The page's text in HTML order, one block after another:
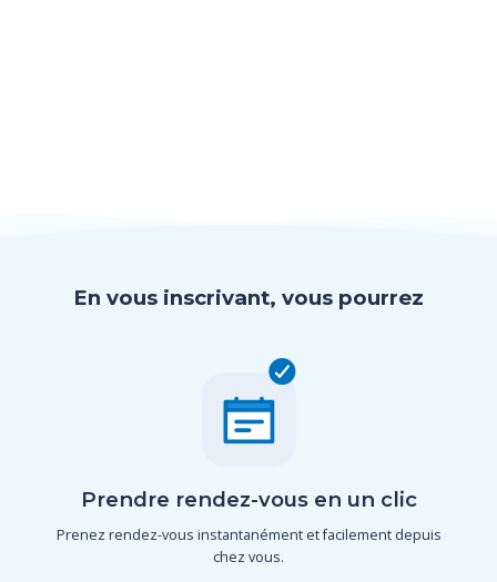
En vous inscrivant, vous pourrez
Prendre rendez-vous en un clic
Prenez rendez-vous instantanément et facilement depuis
chez vous.